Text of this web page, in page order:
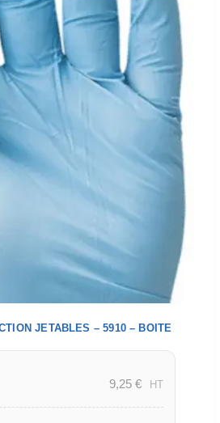
JETABLES – 5910 – BOITE
9,25 € HT